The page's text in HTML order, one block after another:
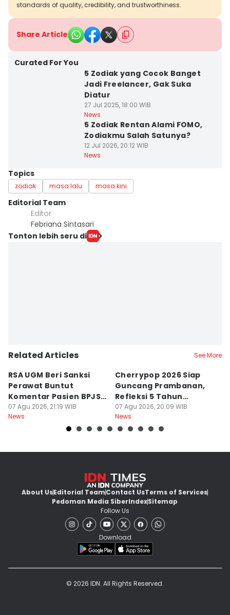
standards of quality, credibility, and trustworthiness.
Share Article
Curated For You
5 Zodiak yang Cocok Banget
Jadi Freelancer, Gak Suka
Diatur
27 Jul 2025, 18:00 WIB
News
5 Zodiak Rentan Alami FOMO,
Zodiakmu Salah Satunya?
12 Jul 2026, 20:12 WIB
News
Topics
zodiak masa lalu masa kini
Editorial Team
Editor
Febriana Sintasari
Tonton lebih seru di
Related Articles See More
RSA UGM Beri Sanksi
Perawat Buntut
Komentar Pasien BPJS
di Medsos
07 Agu 2026, 21:19 WIB
News
Cherrypop 2026 Siap
Guncang Prambanan,
Refleksi 5 Tahun
Perjalanan
07 Agu 2026, 20:09 WIB
News
About UsEditorial TeamContact UsTerms of Services
Pedoman Media SiberIndexSitemap
Follow Us
Download
© 2026 IDN. All Rights Reserved.